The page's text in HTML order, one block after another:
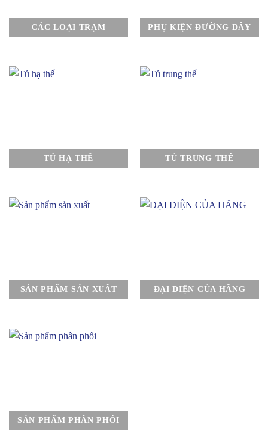
CÁC LOẠI TRẠM PHỤ KIỆN ĐƯỜNG DÂY
TỦ HẠ THẾ TỦ TRUNG THẾ
SẢN PHẨM SẢN XUẤT ĐẠI DIỆN CỦA HÃNG
SẢN PHẨM PHÂN PHỐI